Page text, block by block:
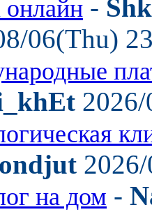
-
06(Thu)
на дом -